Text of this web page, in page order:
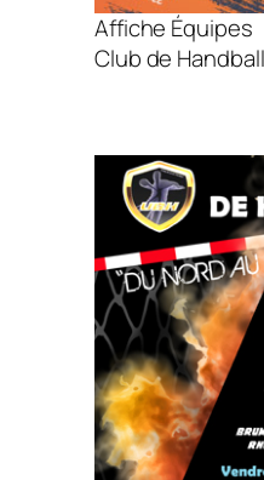
Affiche Équipes
Club de